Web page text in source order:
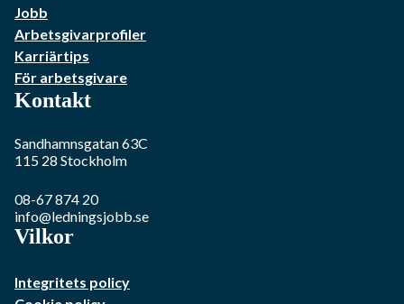
Jobb
Arbetsgivarprofiler
Karriärtips
För arbetsgivare
Kontakt
Sandhamnsgatan 63C
115 28 Stockholm
08-67 874 20
info@ledningsjobb.se
Vilkor
Integritets policy